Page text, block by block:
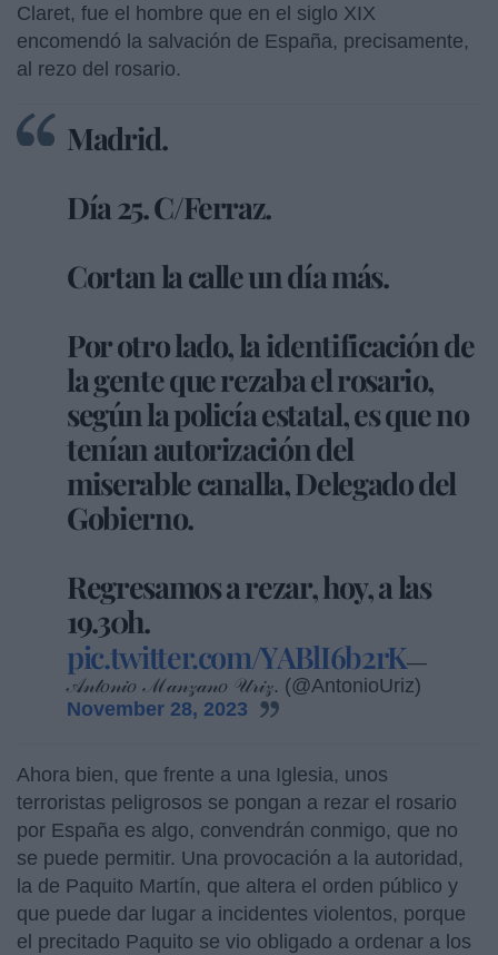
Claret, fue el hombre que en el siglo XIX
encomendó la salvación de España, precisamente,
al rezo del rosario.
Madrid.
Día 25. C/Ferraz.
Cortan la calle un día más.
Por otro lado, la identificación de
la gente que rezaba el rosario,
según la policía estatal, es que no
tenían autorización del
miserable canalla, Delegado del
Gobierno.
Regresamos a rezar, hoy, a las
19.30h.
pic.twitter.com/YABlI6b2rK—
𝒜𝓃𝓉𝑜𝓃𝒾𝑜 ℳ𝒶𝓃𝓏𝒶𝓃𝑜 𝒰𝓇𝒾𝓏. (@AntonioUriz)
November 28, 2023
Ahora bien, que frente a una Iglesia, unos
terroristas peligrosos se pongan a rezar el rosario
por España es algo, convendrán conmigo, que no
se puede permitir. Una provocación a la autoridad,
la de Paquito Martín, que altera el orden público y
que puede dar lugar a incidentes violentos, porque
el precitado Paquito se vio obligado a ordenar a los